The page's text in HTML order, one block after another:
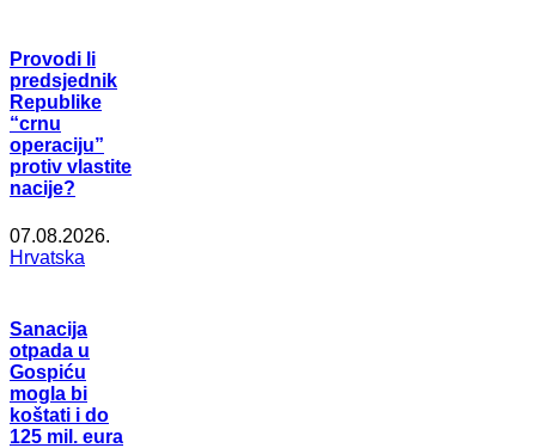
Provodi li
predsjednik
Republike
“crnu
operaciju”
protiv vlastite
nacije?
07.08.2026.
Hrvatska
Sanacija
otpada u
Gospiću
mogla bi
koštati i do
125 mil. eura